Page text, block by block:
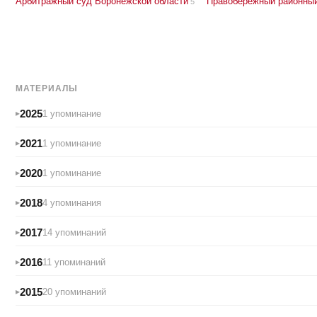
МАТЕРИАЛЫ
20251 упоминание
20211 упоминание
20201 упоминание
20184 упоминания
201714 упоминаний
201611 упоминаний
201520 упоминаний